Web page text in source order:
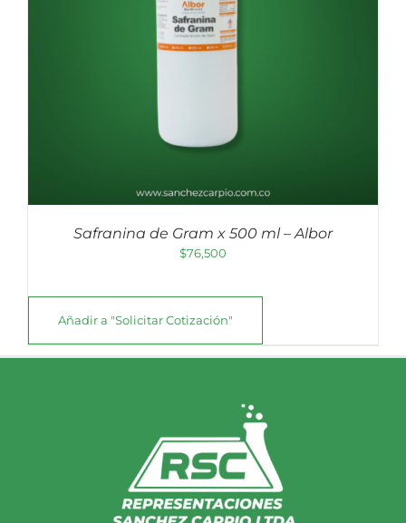
Safranina de Gram x 500 ml – Albor
$76,500
Añadir a "Solicitar Cotización"